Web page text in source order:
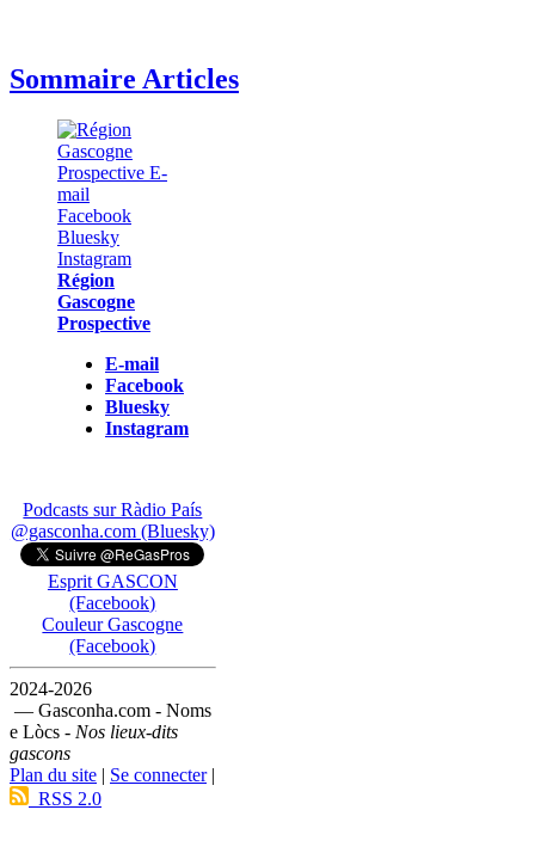
Sommaire Articles
Région
Gascogne
Prospective
E-mail
Facebook
Bluesky
Instagram
Podcasts sur Ràdio País
@gasconha.com (Bluesky)
Esprit GASCON
(Facebook)
Couleur Gascogne
(Facebook)
2024-2026
— Gasconha.com - Noms
e Lòcs - Nos lieux-dits
gascons
Plan du site | Se connecter|
RSS 2.0